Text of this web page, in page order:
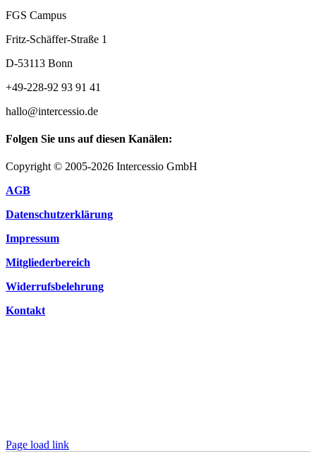
FGS Campus
Fritz-Schäffer-Straße 1
D-53113 Bonn
+49-228-92 93 91 41
hallo@intercessio.de
Folgen Sie uns auf diesen Kanälen:
Copyright © 2005-2026 Intercessio GmbH
AGB
Datenschutzerklärung
Impressum
Mitgliederbereich
Widerrufsbelehrung
Kontakt
Page load link